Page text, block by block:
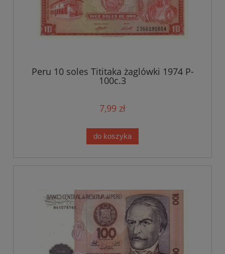
Peru 10 soles Tititaka żaglówki 1974 P-
100c.3
7,99 zł
do koszyka